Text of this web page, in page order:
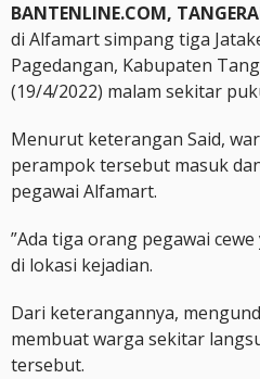
BANTENLINE.COM,
di Alfamart simpang tiga
Pagedangan, Kabupaten
(19/4/2022) malam sekitar
Menurut keterangan Said,
perampok tersebut masuk
pegawai Alfamart.
”Ada tiga orang pegawai
di lokasi kejadian.
Dari keterangannya,
membuat warga sekitar
tersebut.